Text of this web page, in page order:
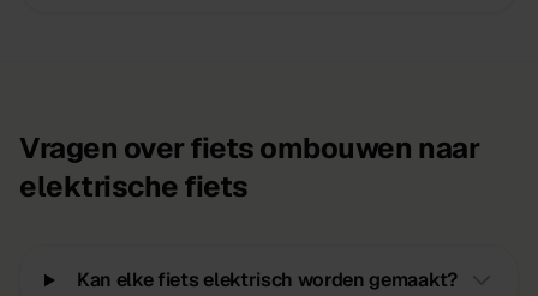
Vragen over fiets ombouwen naar
elektrische fiets
Kan elke fiets elektrisch worden gemaakt?